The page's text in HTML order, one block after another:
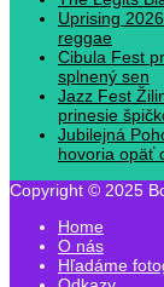
Uprising
reggae
Cibula Fest
splnený sen
Jazz Fest
prinesie
Jubilejná
hovoria opäť
Copyright © 2025
Home
O nás
Hľadáme